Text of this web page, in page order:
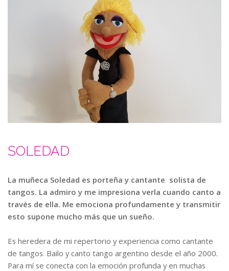
SOLEDAD
La muñeca Soledad es porteña y cantante solista de
tangos. La admiro y me impresiona verla cuando canto a
través de ella. Me emociona profundamente y transmitir
esto supone mucho más que un sueño.
Es heredera de mi repertorio y experiencia como cantante
de tangos. Bailo y canto tango argentino desde el año 2000.
Para mí se conecta con la emoción profunda y en muchas